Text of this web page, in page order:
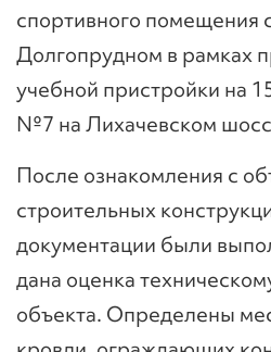
спортивного помещения
Долгопрудном в рамках
учебной пристройки на
№7 на Лихачевском
После ознакомления с
строительных
документации были
дана оценка
объекта. Определены